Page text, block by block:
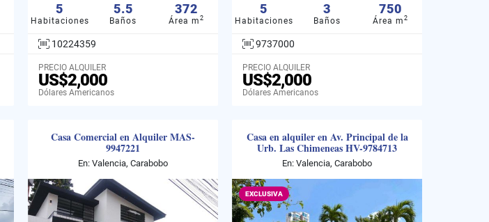
5
Habitaciones
5.5
Baños
372
Área m 2
10224359
PRECIO ALQUILER
US$2,000
Dólares Americanos
5
Habitaciones
3
Baños
750
Área m 2
9737000
PRECIO ALQUILER
US$2,000
Dólares Americanos
Casa Comercial en Alquiler MAS-
9947221
En: Valencia, Carabobo
Casa en alquiler en Av. Principal de la
Urb. Las Chimeneas HV-9784713
En: Valencia, Carabobo
EXCLUSIVA